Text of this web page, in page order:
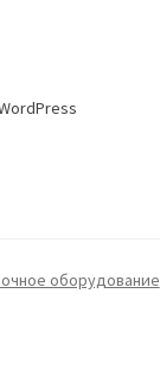
Корзина
оборудование